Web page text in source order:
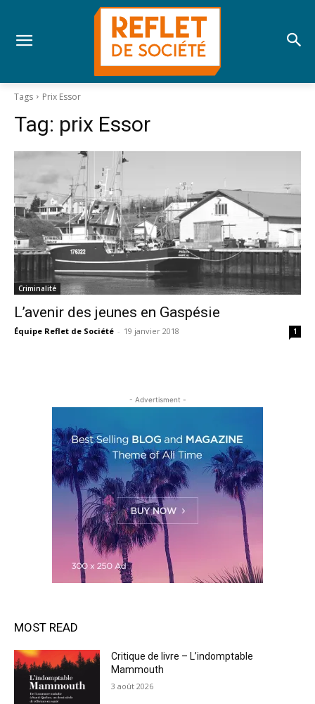
Tags Prix Essor
Tag: prix Essor
Criminalité
L’avenir des jeunes en Gaspésie
Équipe Reflet de Société - 19 janvier 2018 1
- Advertisment -
MOST READ
Critique de livre – L’indomptable
Mammouth
3 août 2026